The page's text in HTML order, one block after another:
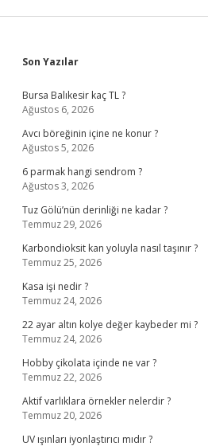
Sidebar
Son Yazılar
Bursa Balıkesir kaç TL ?
Ağustos 6, 2026
Avcı böreğinin içine ne konur ?
Ağustos 5, 2026
6 parmak hangi sendrom ?
Ağustos 3, 2026
Tuz Gölü’nün derinliği ne kadar ?
Temmuz 29, 2026
Karbondioksit kan yoluyla nasıl taşınır ?
Temmuz 25, 2026
Kasa işi nedir ?
Temmuz 24, 2026
22 ayar altın kolye değer kaybeder mi ?
Temmuz 24, 2026
Hobby çikolata içinde ne var ?
Temmuz 22, 2026
Aktif varlıklara örnekler nelerdir ?
Temmuz 20, 2026
UV ışınları iyonlaştırıcı mıdır ?